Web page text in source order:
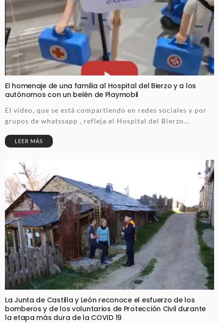
El homenaje de una familia al Hospital del Bierzo y a los
autónomos con un belén de Playmobil
El vídeo, que se está compartiendo en redes sociales y por
grupos de whatssapp , refleja el Hospital del Bierzo...
LEER MÁS
La Junta de Castilla y León reconoce el esfuerzo de los
bomberos y de los voluntarios de Protección Civil durante
la etapa más dura de la COVID 19